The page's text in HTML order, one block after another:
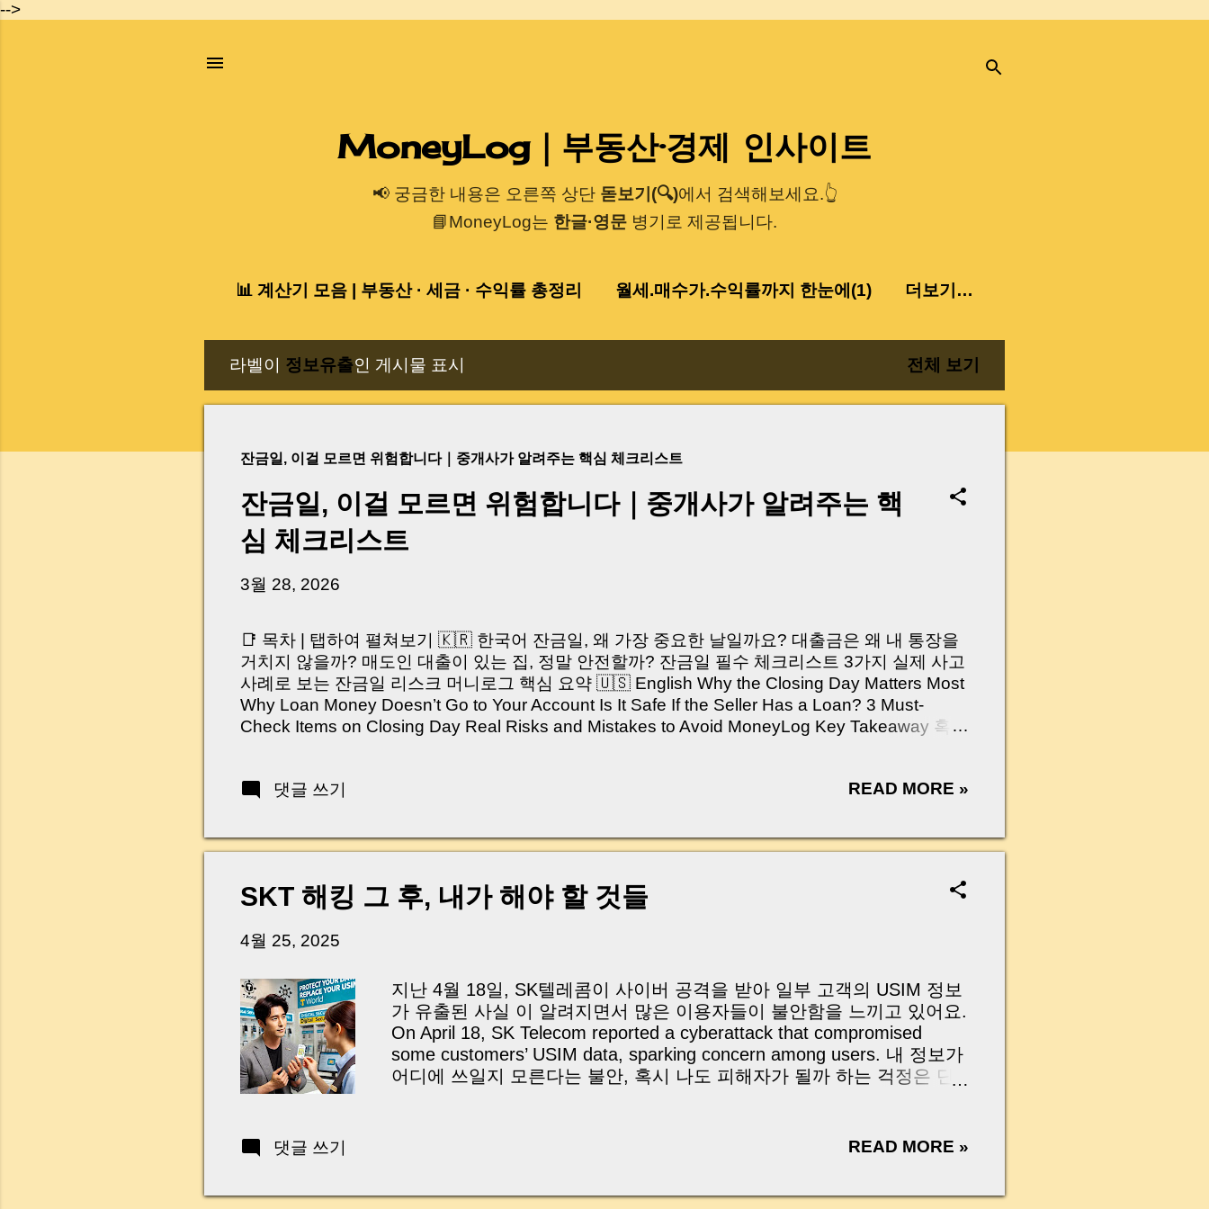
-->
기본 콘텐츠로 건너뛰기
MoneyLog｜부동산·경제 인사이트
📢 궁금한 내용은 오른쪽 상단돋보기(🔍)에서 검색해보세요.👆
📘MoneyLog는 한글·영문 병기로 제공됩니다.
📊 계산기 모음 | 부동산 · 세금 · 수익률 총정리 월세.매수가.수익률까지 한눈에(1) 더보기…
라벨이 정보유출인 게시물 표시 전체 보기
잔금일, 이걸 모르면 위험합니다｜중개사가 알려주는 핵심 체크리스트
잔금일, 이걸 모르면 위험합니다｜중개사가 알려주는 핵
심 체크리스트
3월 28, 2026
📑 목차 | 탭하여 펼쳐보기 🇰🇷 한국어 잔금일, 왜 가장 중요한 날일까요? 대출금은 왜 내 통장을
거치지 않을까? 매도인 대출이 있는 집, 정말 안전할까? 잔금일 필수 체크리스트 3가지 실제 사고
사례로 보는 잔금일 리스크 머니로그 핵심 요약 🇺🇸 English Why the Closing Day Matters Most
Why Loan Money Doesn’t Go to Your Account Is It Safe If the Seller Has a Loan? 3 Must-
Check Items on Closing Day Real Risks and Mistakes to Avoid MoneyLog Key Takeaway 혹시
억 원이 한 번에 움직이는 가장 긴장되는 순간 입니다. 실제로 제가 중개 현장에서 겪었던 일입니
황이 있었습니다. 또 어떤 분은 이렇게 말씀하십니다. “내 대출인데 왜 내 통장으로 안 들어오죠?”
“매도인이 대출 안 갚고 도망가면 어떡하죠?” 이 모든 불안, 사실은 ‘구조’를 몰라서 생기는 걱정입
꼭 준비해야 하는지 중개 실무 기준으로 아주 쉽게 풀어드리겠습니다. 이 글 하나만 제대로 이해
Introduction (Tap to expand) Have you ever thought like this? “Closing day…...
댓글 쓰기 READ MORE »
SKT 해킹 그 후, 내가 해야 할 것들
4월 25, 2025
지난 4월 18일, SK텔레콤이 사이버 공격을 받아 일부 고객의 USIM 정보
가 유출된 사실 이 알려지면서 많은 이용자들이 불안함을 느끼고 있어요.
On April 18, SK Telecom reported a cyberattack that compromised
some customers’ USIM data, sparking concern among users. 내 정보가
어디에 쓰일지 모른다는 불안, 혹시 나도 피해자가 될까 하는 걱정은 단
urgent than saving a few thousand won. 그래서 오늘은 SKT 고객으로서
댓글 쓰기 READ MORE »